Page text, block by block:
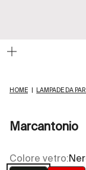
HOME LAMPADE DA
Marcantonio
Colore vetro: